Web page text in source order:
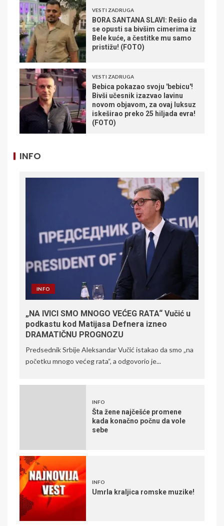
VESTI ZADRUGA
BORA SANTANA SLAVI: Rešio da
se opusti sa bivšim cimerima iz
Bele kuće, a čestitke mu samo
pristižu! (FOTO)
VESTI ZADRUGA
Bebica pokazao svoju 'bebicu'!
Bivši učesnik izazvao lavinu
novom objavom, za ovaj luksuz
iskeširao preko 25 hiljada evra!
(FOTO)
INFO
INFO
„NA IVICI SMO MNOGO VEĆEG RATA“ Vučić u
podkastu kod Matijasa Defnera izneo
DRAMATIČNU PROGNOZU
Predsednik Srbije Aleksandar Vučić istakao da smo „na
početku mnogo većeg rata“, a odgovorio je...
INFO
Šta žene najčešće promene
kada konačno počnu da vole
sebe
INFO
Umrla kraljica romske muzike!